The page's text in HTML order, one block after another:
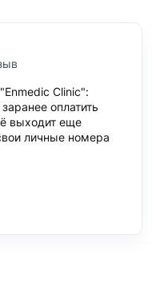
Clinic":
оплатить
выходит еще
личные номера